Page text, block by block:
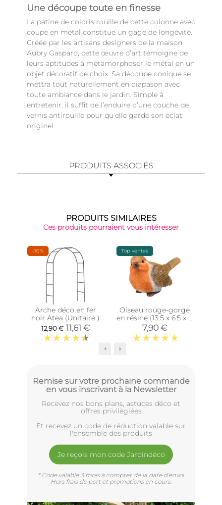
Une découpe toute en finesse
La patine de coloris rouille de cette colonne avec
coupe en métal constitue un gage de longévité.
Créée par les artisans designers de la maison
Aubry Gaspard, cette œuvre d’art témoigne de
leurs aptitudes à métamorphoser le métal en un
objet décoratif de choix. Sa découpe conique se
mettra tout naturellement en diapason avec
toute ambiance dans le jardin. Simple à
entretenir, il suffit de l’enduire d’une couche de
vernis antirouille pour qu’elle garde son éclat
originel.
PRODUITS ASSOCIÉS
PRODUITS SIMILAIRES
Ces produits pourraient vous intéresser
-10%
Arche déco en fer
noir Atea (Unitaire )
12,90 € 11,61 €
Top ventes
Oiseau rouge-gorge
en résine (13.5 x 6.5 x 8
cm)
7,90 €
Remise sur votre prochaine commande
en vous inscrivant à la Newsletter
Recevez nos bons plans, astuces déco et
offres privilègiées
Et recevez un code de réduction valable sur
l'ensemble des produits
Je reçois mon code Jardindéco
* Code valable 3 mois à compter de la date d'envoi.
Hors frais de port et promotions en cours.